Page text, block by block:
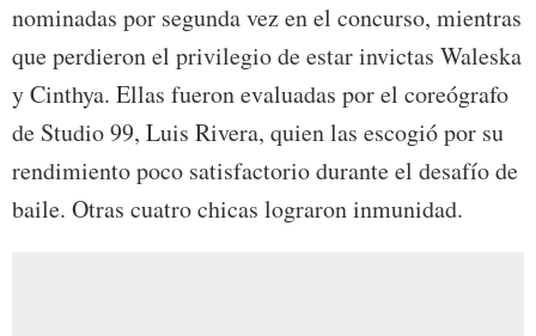
nominadas por segunda vez en el concurso, mientras
que perdieron el privilegio de estar invictas Waleska
y Cinthya. Ellas fueron evaluadas por el coreógrafo
de Studio 99, Luis Rivera, quien las escogió por su
rendimiento poco satisfactorio durante el desafío de
baile. Otras cuatro chicas lograron inmunidad.